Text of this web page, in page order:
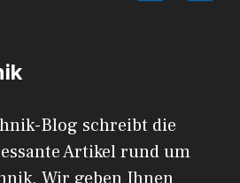
Blog schreibt die
Artikel rund um